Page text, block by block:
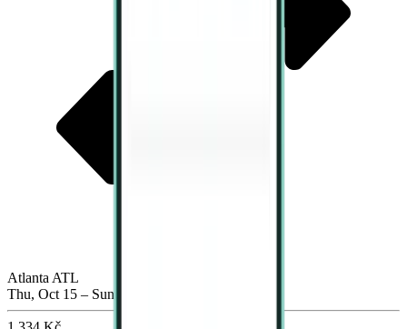
Atlanta ATL
Thu, Oct 15 – Sun, Oct 18